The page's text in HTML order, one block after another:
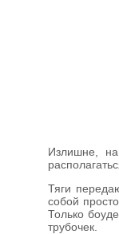
Излишне,
Тяги
собой
Только
трубочек.